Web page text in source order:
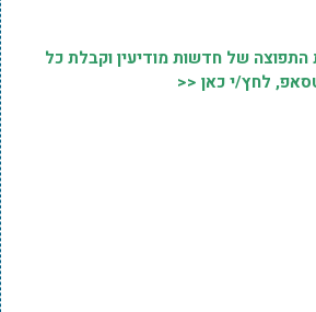
של חדשות מודיעין וקבלת כל
לחץ/י כאן <<